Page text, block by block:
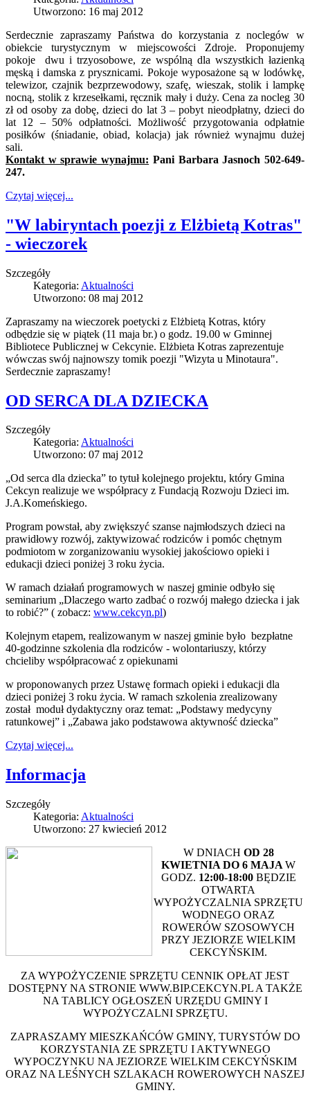
Utworzono: 16 maj 2012
Serdecznie zapraszamy Państwa do korzystania z noclegów w
obiekcie turystycznym w miejscowości Zdroje. Proponujemy
pokoje dwu i trzyosobowe, ze wspólną dla wszystkich łazienką
męską i damska z prysznicami. Pokoje wyposażone są w lodówkę,
telewizor, czajnik bezprzewodowy, szafę, wieszak, stolik i lampkę
nocną, stolik z krzesełkami, ręcznik mały i duży. Cena za nocleg 30
zł od osoby za dobę, dzieci do lat 3 – pobyt nieodpłatny, dzieci do
lat 12 – 50% odpłatności. Możliwość przygotowania odpłatnie
posiłków (śniadanie, obiad, kolacja) jak również wynajmu dużej
sali.
Kontakt w sprawie wynajmu: Pani Barbara Jasnoch 502-649-
247.
Czytaj więcej...
"W labiryntach poezji z Elżbietą Kotras"
- wieczorek
Szczegóły
Kategoria: Aktualności
Utworzono: 08 maj 2012
Zapraszamy na wieczorek poetycki z Elżbietą Kotras, który
odbędzie się w piątek (11 maja br.) o godz. 19.00 w Gminnej
Bibliotece Publicznej w Cekcynie. Elżbieta Kotras zaprezentuje
wówczas swój najnowszy tomik poezji "Wizyta u Minotaura".
Serdecznie zapraszamy!
OD SERCA DLA DZIECKA
Szczegóły
Kategoria: Aktualności
Utworzono: 07 maj 2012
„Od serca dla dziecka” to tytuł kolejnego projektu, który Gmina
Cekcyn realizuje we współpracy z Fundacją Rozwoju Dzieci im.
J.A.Komeńskiego.
Program powstał, aby zwiększyć szanse najmłodszych dzieci na
prawidłowy rozwój, zaktywizować rodziców i pomóc chętnym
podmiotom w zorganizowaniu wysokiej jakościowo opieki i
edukacji dzieci poniżej 3 roku życia.
W ramach działań programowych w naszej gminie odbyło się
seminarium „Dlaczego warto zadbać o rozwój małego dziecka i jak
to robić?” ( zobacz: www.cekcyn.pl)
Kolejnym etapem, realizowanym w naszej gminie było bezpłatne
40-godzinne szkolenia dla rodziców - wolontariuszy, którzy
chcieliby współpracować z opiekunami
w proponowanych przez Ustawę formach opieki i edukacji dla
dzieci poniżej 3 roku życia. W ramach szkolenia zrealizowany
został moduł dydaktyczny oraz temat: „Podstawy medycyny
ratunkowej” i „Zabawa jako podstawowa aktywność dziecka”
Czytaj więcej...
Informacja
Szczegóły
Kategoria: Aktualności
Utworzono: 27 kwiecień 2012
W DNIACH OD 28
KWIETNIA DO 6 MAJA W
GODZ. 12:00-18:00BĘDZIE
OTWARTA
WYPOŻYCZALNIA SPRZĘTU
WODNEGO ORAZ
ROWERÓW SZOSOWYCH
PRZY JEZIORZE WIELKIM
CEKCYŃSKIM.
ZA WYPOŻYCZENIE SPRZĘTU CENNIK OPŁAT JEST
DOSTĘPNY NA STRONIE WWW.BIP.CEKCYN.PL A TAKŻE
NA TABLICY OGŁOSZEŃ URZĘDU GMINY I
WYPOŻYCZALNI SPRZĘTU.
ZAPRASZAMY MIESZKAŃCÓW GMINY, TURYSTÓW DO
KORZYSTANIA ZE SPRZĘTU I AKTYWNEGO
WYPOCZYNKU NA JEZIORZE WIELKIM CEKCYŃSKIM
ORAZ NA LEŚNYCH SZLAKACH ROWEROWYCH NASZEJ
GMINY.